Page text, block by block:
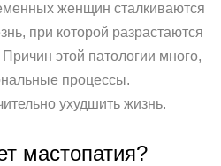
женщин сталкиваются
при которой разрастаются
этой патологии много,
процессы.
ухудшить жизнь.
мастопатия?